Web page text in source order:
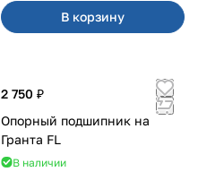
В корзину
2 750 ₽
Опорный подшипник на
Гранта FL
В наличии